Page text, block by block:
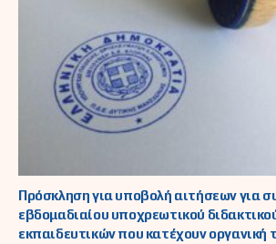
Πρόσκληση για υποβολή αιτήσεων για
εβδομαδιαίου υποχρεωτικού
εκπαιδευτικών που κατέχουν οργανική